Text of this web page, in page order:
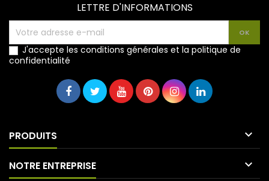
LETTRE D'INFORMATIONS
J'accepte les conditions générales et la politique de
confidentialité
PRODUITS 
NOTRE ENTREPRISE 